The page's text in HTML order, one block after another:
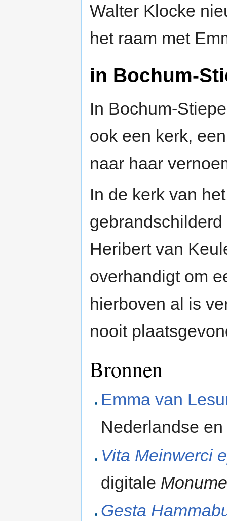
Walter Klocke
het raam met
in Bochum-
In Bochum-
ook een kerk,
naar haar
In de kerk van
Heribert van
overhandigt om
hierboven al is
nooit
Bronnen
Emma van
Nederlandse
Vita Meinwerci
digitale
Gesta